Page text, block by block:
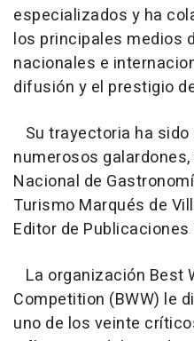
especializados y ha
los principales medios
nacionales e
difusión y el prestigio
Su trayectoria ha
numerosos
Nacional de
Turismo Marqués de
Editor de
La organización Best
Competition (BWW) le
uno de los veinte